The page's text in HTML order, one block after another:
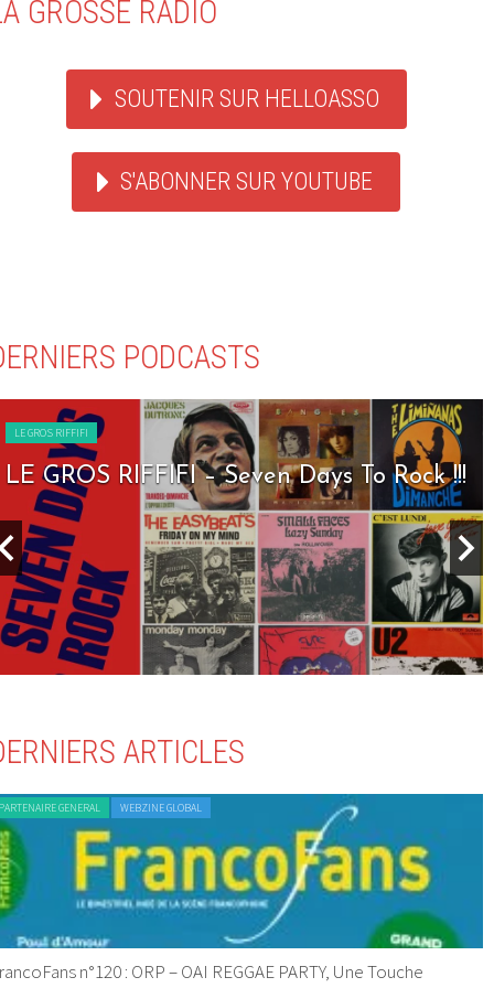
GROSSE RADIO
SOUTENIR SUR HELLOASSO
S'ABONNER SUR YOUTUBE
PODCASTS
LE GROS RIFFIFI
LE GROS RIFFIFI – Seven Days To Rock !!!
ARTICLES
GENERAL WEBZINE GLOBAL
n°120 : ORP – OAI REGGAE PARTY, Une Touche